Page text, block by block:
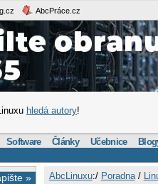
AbcPráce.cz
hledá autory!
Software Články Učebnice
» AbcLinuxu:/ Poradna/